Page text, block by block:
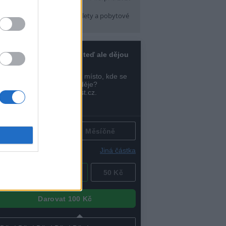
Farma CityCamp
(Tábory, výlety a pobytové
Praha 10 )